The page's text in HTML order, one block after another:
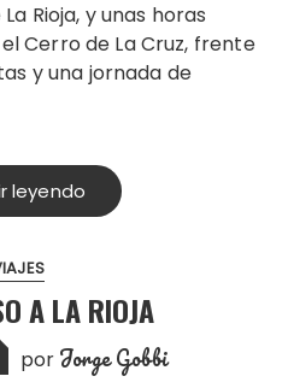
Cerro de La Cruz, frente
y una jornada de
leyendo
A LA RIOJA
por Jorge Gobbi